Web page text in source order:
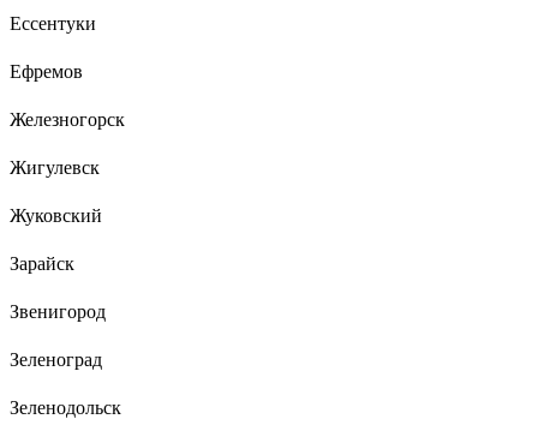
Ессентуки
Ефремов
Железногорск
Жигулевск
Жуковский
Зарайск
Звенигород
Зеленоград
Зеленодольск